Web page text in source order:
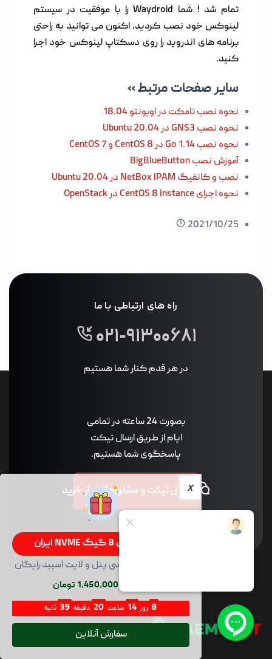
تمام شد ! شما Waydroid را با موفقیت در سیستم
لینوکس خود نصب کردید، اکنون می توانید به راحتی
برنامه های اندروید را روی دسکتاپ لینوکس خود اجرا
کنید.
سایر صفحات مرتبط »
نحوه نصب تامکت در اوبونتو18.04
نحوه نصب GNS3 در Ubuntu 20.04
نحوه نصب Go 1.14 در CentOS 8
و CentOS 7
آموزش نصب BigBlueButton
نصب و کانفیگ NetBox IPAM در Ubuntu 20.04
نحوه اجرای CentOS 8 Instance در OpenStack
2021/10/25
راه های ارتباطی با ما
۰۲۱-۹۱۳۰۰۶۸۱
در هر قدم کنار شما هستیم
بصورت 24 ساعته در تمامی
ایام از طریق ارسال تیکت
پاسخگوی شما هستیم.
ارسال تیکت و مشاوره قبل از خرید
سرور سی پنل 8 گیگ NVME ایران
ماهیانه 1,450,000 تومان
8 روز 14 ساعت 20 دقیقه 38 ثانیه
سفارش آنلاین